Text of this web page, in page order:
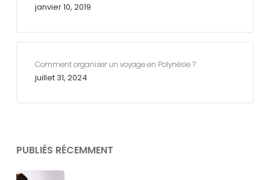
janvier 10, 2019
Comment organiser un voyage en Polynésie ?
juillet 31, 2024
PUBLIÉS RÉCEMMENT